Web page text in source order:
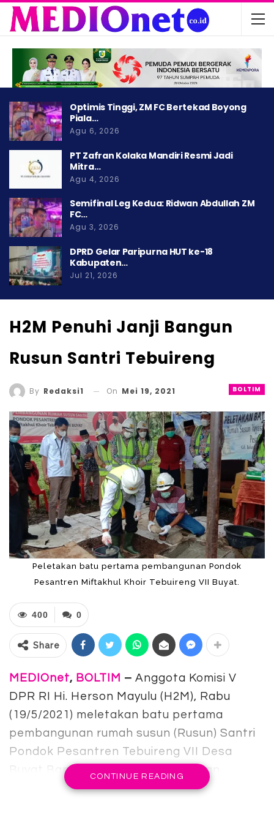
Optimis Tinggi, ZM FC Bertekad Boyong
Piala…
Agu 6, 2026
PT Zafran Kolaka Mandiri Resmi Jadi
Mitra…
Agu 4, 2026
Semifinal Leg Kedua: Ridwan Abdullah ZM
FC…
Agu 3, 2026
DPRD Gelar Paripurna HUT ke-18
Kabupaten…
Jul 21, 2026
H2M Penuhi Janji Bangun
Rusun Santri Tebuireng
BOLTIM
By Redaksi1 On Mei 19, 2021
Peletakan batu pertama pembangunan Pondok
Pesantren Miftakhul Khoir Tebuireng VII Buyat.
0
400
Share
MEDIOnet, BOLTIM – Anggota Komisi V
DPR RI Hi. Herson Mayulu (H2M), Rabu
(19/5/2021) meletakan batu pertama
pembangunan rumah susun (Rusun) Santri
Pondok Pesantren Tebuireng VII Desa
Buyat Barat, Kecamatan Kotabunan,
Kabupaten Bolaang Mongondow Timur
CONTINUE READING